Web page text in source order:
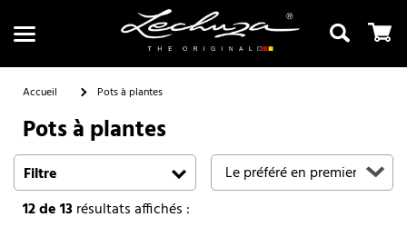
Recherche
Accueil Pots à plantes
Pots à plantes
Filtre
12de 13résultats affichés :